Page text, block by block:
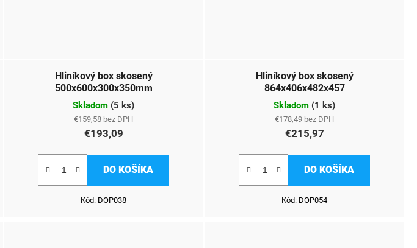
Hliníkový box skosený
500x600x300x350mm
Skladom (5 ks)
€159,58 bez DPH
€193,09
DO KOŠÍKA
Kód: DOP038
Hliníkový box skosený
864x406x482x457
Skladom (1 ks)
€178,49 bez DPH
€215,97
DO KOŠÍKA
Kód: DOP054